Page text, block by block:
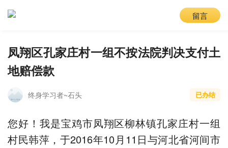
留言
凤翔区孔家庄村一组不按法院判决支付土
地赔偿款
终身学习者~石头 已办结
您好！我是宝鸡市凤翔区柳林镇孔家庄村一组
村民韩萍，于2016年10月11日与河北省河间市